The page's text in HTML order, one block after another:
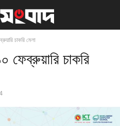
চাকরি মেলা
ফেব্রুয়ারি চাকরি